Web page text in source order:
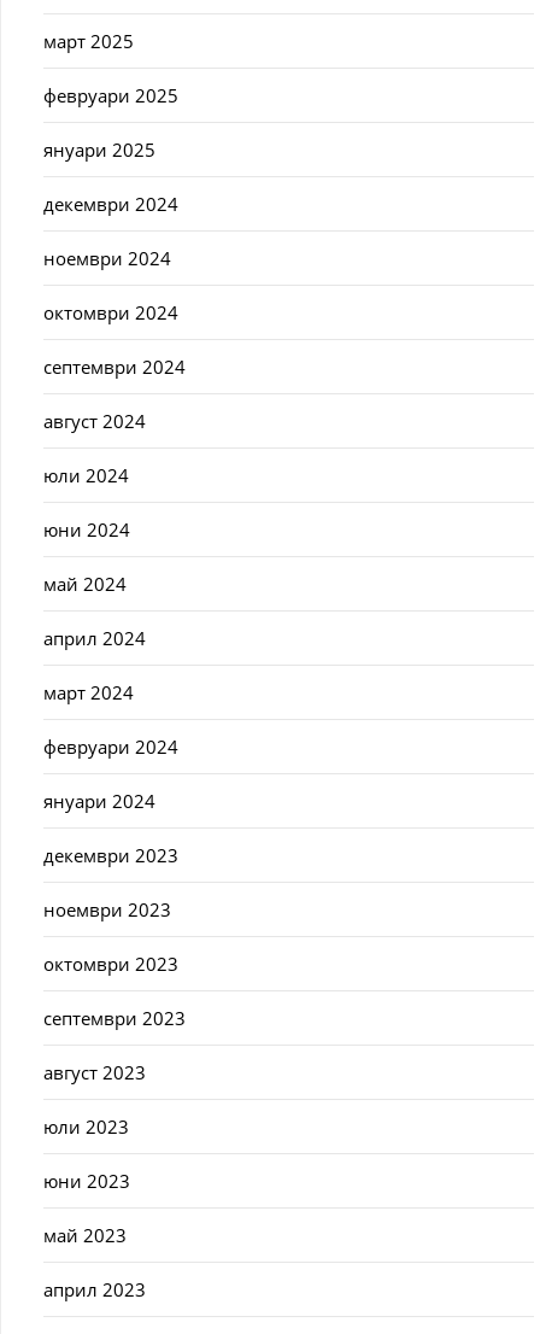
март 2025
февруари 2025
януари 2025
декември 2024
ноември 2024
октомври 2024
септември 2024
август 2024
юли 2024
юни 2024
май 2024
април 2024
март 2024
февруари 2024
януари 2024
декември 2023
ноември 2023
октомври 2023
септември 2023
август 2023
юли 2023
юни 2023
май 2023
април 2023